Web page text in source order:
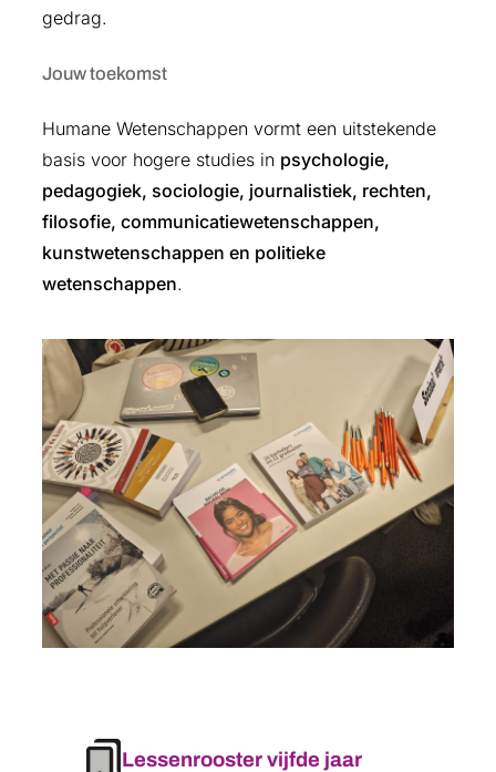
gedrag.
Jouw toekomst
Humane Wetenschappen vormt een uitstekende
basis voor hogere studies in psychologie,
pedagogiek, sociologie, journalistiek, rechten,
filosofie, communicatiewetenschappen,
kunstwetenschappen en politieke
wetenschappen.
Lessenrooster vijfde jaar